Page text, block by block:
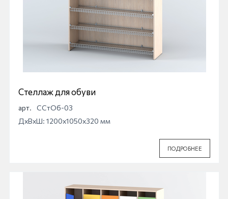
Стеллаж для обуви
арт.
ССтОб-03
ДхВхШ: 1200x1050x320 мм
ПОДРОБНЕЕ